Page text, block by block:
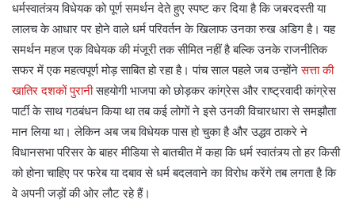
धर्मस्वातंत्र्य विधेयक को पूर्ण समर्थन देते हुए स्पष्ट कर दिया है कि जबरदस्ती या
लालच के आधार पर होने वाले धर्म परिवर्तन के खिलाफ उनका रुख अडिग है। यह
समर्थन महज एक विधेयक की मंजूरी तक सीमित नहीं है बल्कि उनके राजनीतिक
सफर में एक महत्वपूर्ण मोड़ साबित हो रहा है। पांच साल पहले जब उन्होंनेसत्ता की
खातिर दशकों पुरानीसहयोगी भाजपा को छोड़कर कांग्रेस और राष्ट्रवादी कांग्रेस
पार्टी के साथ गठबंधन किया था तब कई लोगों ने इसे उनकी विचारधारा से समझौता
मान लिया था। लेकिन अब जब विधेयक पास हो चुका है और उद्धव ठाकरे ने
विधानसभा परिसर के बाहर मीडिया से बातचीत में कहा कि धर्म स्वातंत्र्य तो हर किसी
को होना चाहिए पर फरेब या दबाव से धर्म बदलवाने का विरोध करेंगे तब लगता है कि
वे अपनी जड़ों की ओर लौट रहे हैं।